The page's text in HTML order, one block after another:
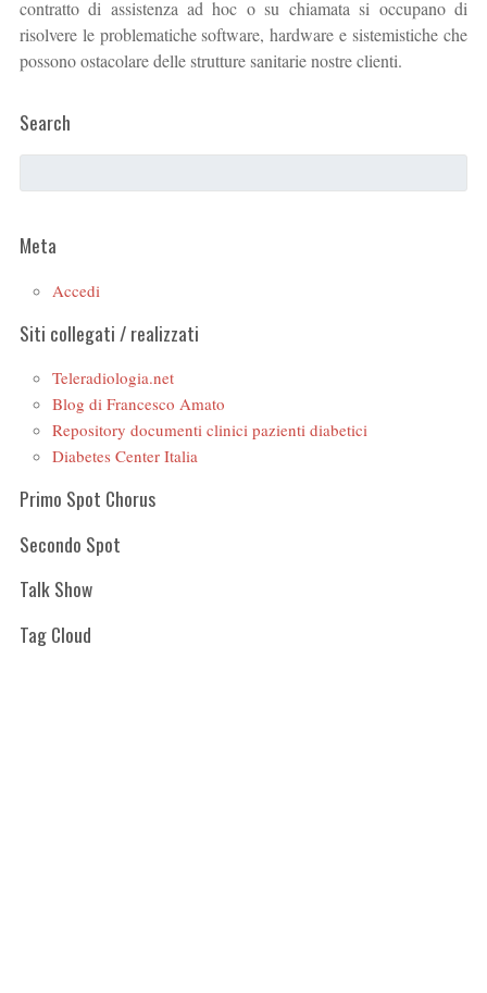
contratto di assistenza ad hoc o su chiamata si occupano di
risolvere le problematiche software, hardware e sistemistiche che
possono ostacolare delle strutture sanitarie nostre clienti.
Search
Meta
Accedi
Siti collegati / realizzati
Teleradiologia.net
Blog di Francesco Amato
Repository documenti clinici pazienti diabetici
Diabetes Center Italia
Primo Spot Chorus
Secondo Spot
Talk Show
Tag Cloud